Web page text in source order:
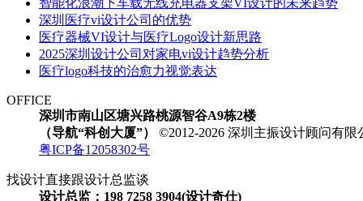
智能化浪潮下车载无线充电器支架VI设计的未来趋势​
深圳医疗vi设计公司的优势
​​医疗器械VI设计与医疗Logo设计新思路​
2025深圳设计公司对家电vi设计趋势分析
医疗logo科技的治愈力视觉表达
OFFICE
深圳市南山区塘兴路桃源智谷A9栋2楼
（导航“科创大厦”）
©2012-2026 深圳主振设计顾问有限
粤ICP备12058302号
找设计直接跟设计总监谈
设计总监：198 7258 3904(设计奇仕)